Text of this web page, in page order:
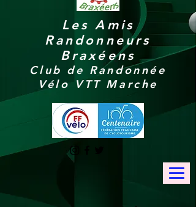
Les Amis
Randonneurs
Braxéens
Club de Randonnée
Vélo VTT Marche